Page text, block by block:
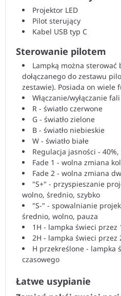
Projektor LED
Pilot sterujący
Kabel USB typ C
Sterowanie pilotem
Lampką można sterować
dołączanego do zestawu
zestawie). Posiada on wiele
Włączanie/wyłączanie
R - światło czerwone
G - światło zielone
B - światło niebieskie
W - światło białe
Regulacja jasności - 40%,
Fade 1 - wolna zmiana
Fade 2 - wolna zmiana
"S+" - przyspieszanie
wolno, średnio, szybko
"S-" - spowalnianie
średnio, wolno, pauza
1H - lampka świeci przez
2H - lampka świeci przez
H przekreślone - lampka
czasowego
Łatwe usypianie